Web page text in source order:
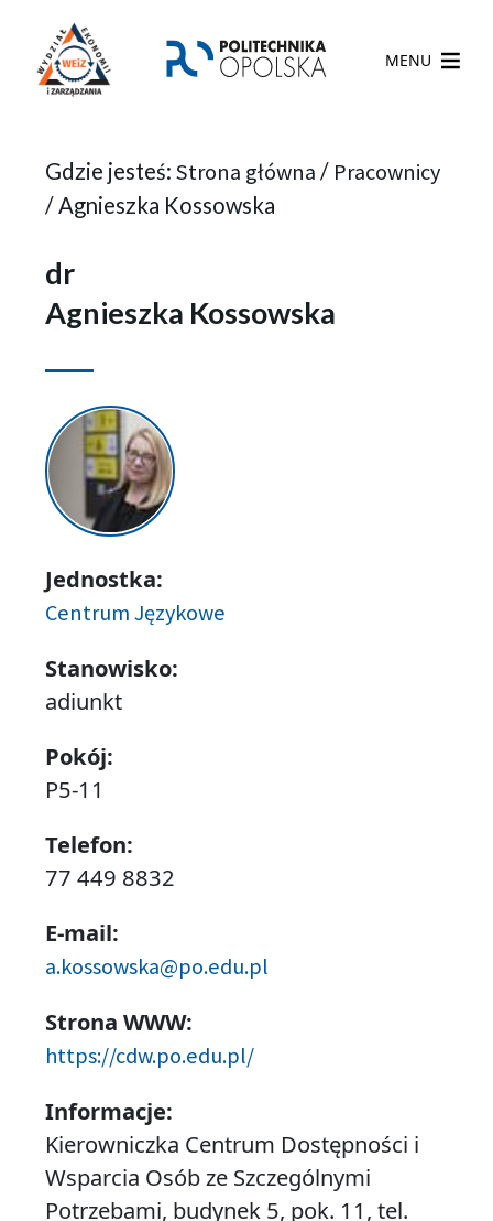
MENU
Gdzie jesteś: Strona główna / Pracownicy
/ Agnieszka Kossowska
dr
Agnieszka Kossowska
Jednostka:
Centrum Językowe
Stanowisko:
adiunkt
Pokój:
P5-11
Telefon:
77 449 8832
E-mail:
a.kossowska@po.edu.pl
Strona WWW:
https://cdw.po.edu.pl/
Informacje:
Kierowniczka Centrum Dostępności i
Wsparcia Osób ze Szczególnymi
Potrzebami, budynek 5, pok. 11, tel.